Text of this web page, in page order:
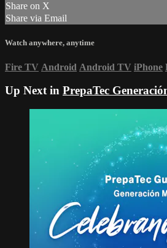
Share on X
Share via Email
Watch anywhere, anytime
Fire TV Android Android TV iPhone
Up Next in PrepaTec